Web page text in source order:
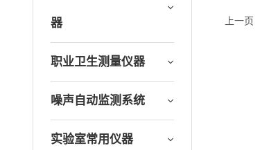
器
职业卫生测量仪器
噪声自动监测系统
实验室常用仪器
上一页